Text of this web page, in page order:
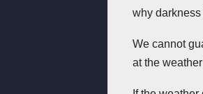
why
We cannot
at the